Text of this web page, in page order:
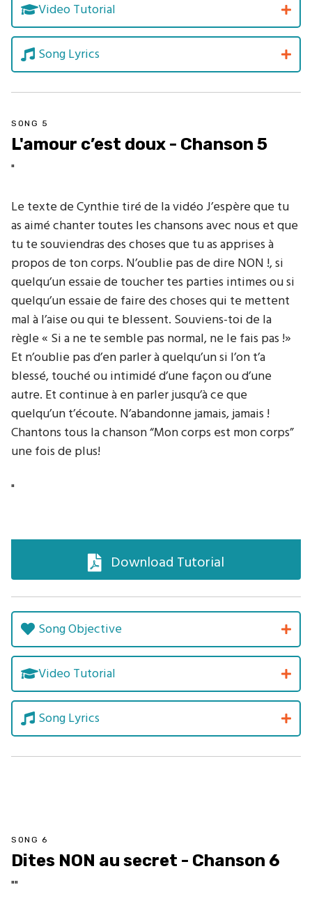
Video Tutorial
Song Lyrics
Download Tutorial
SONG 5
L'amour c’est doux - Chanson 5
"
Le texte de Cynthie tiré de la vidéo J’espère que tu
as aimé chanter toutes les chansons avec nous et que
tu te souviendras des choses que tu as apprises à
propos de ton corps. N’oublie pas de dire NON !, si
quelqu’un essaie de toucher tes parties intimes ou si
quelqu’un essaie de faire des choses qui te mettent
mal à l’aise ou qui te blessent. Souviens-toi de la
règle « Si a ne te semble pas normal, ne le fais pas !»
Et n’oublie pas d’en parler à quelqu’un si l’on t’a
blessé, touché ou intimidé d’une façon ou d’une
autre. Et continue à en parler jusqu’à ce que
quelqu’un t’écoute. N’abandonne jamais, jamais !
Chantons tous la chanson “Mon corps est mon corps”
une fois de plus!
"
Song Objective
Video Tutorial
Song Lyrics
SONG 6
Dites NON au secret - Chanson 6
""